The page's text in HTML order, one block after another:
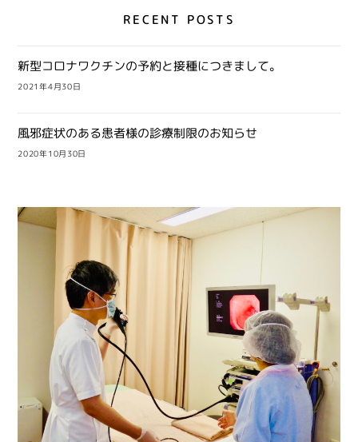
RECENT POSTS
新型コロナワクチンの予約と接種につきまして。
2021年4月30日
風邪症状のある患者様の診療制限のお知らせ
2020年10月30日